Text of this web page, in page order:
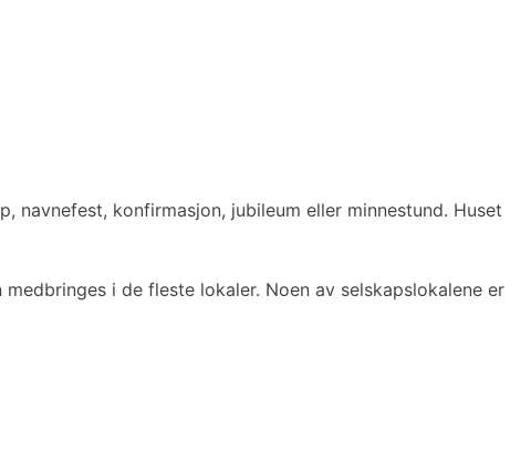
navnefest, konfirmasjon, jubileum eller minnestund. Huset
i de fleste lokaler. Noen av selskapslokalene er